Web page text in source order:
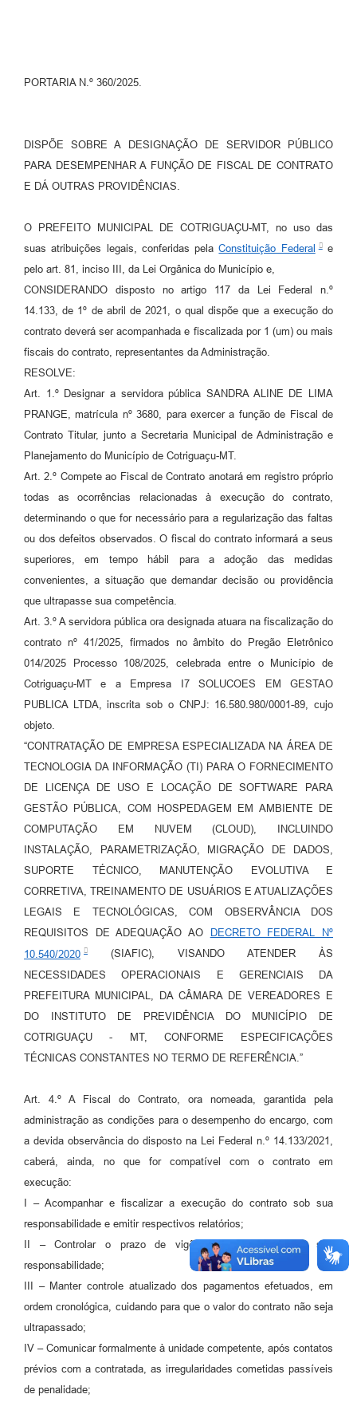
Contas Públicas
Editais
Links
Telefones Úteis
Enquete
Jornal
Agenda
SIC
Diário Oficial
Contato
PORTARIA N.º 360/2025.
DISPÕE SOBRE A DESIGNAÇÃO DE SERVIDOR PÚBLICO
PARA DESEMPENHAR A FUNÇÃO DE FISCAL DE CONTRATO
E DÁ OUTRAS PROVIDÊNCIAS.
O PREFEITO MUNICIPAL DE COTRIGUAÇU-MT, no uso das
suas atribuições legais, conferidas pelaConstituição Federal
e
pelo art. 81, inciso III, da Lei Orgânica do Município e,
CONSIDERANDO disposto no artigo 117 da Lei Federal n.º
14.133, de 1º de abril de 2021, o qual dispõe que a execução do
contrato deverá ser acompanhada e fiscalizada por 1 (um) ou mais
fiscais do contrato, representantes da Administração.
RESOLVE:
Art. 1.º Designar a servidora pública SANDRA ALINE DE LIMA
PRANGE, matrícula nº 3680, para exercer a função de Fiscal de
Contrato Titular, junto a Secretaria Municipal de Administração e
Planejamento do Município de Cotriguaçu-MT.
Art. 2.º Compete ao Fiscal de Contrato anotará em registro próprio
todas as ocorrências relacionadas à execução do contrato,
determinando o que for necessário para a regularização das faltas
ou dos defeitos observados. O fiscal do contrato informará a seus
superiores, em tempo hábil para a adoção das medidas
convenientes, a situação que demandar decisão ou providência
que ultrapasse sua competência.
Art. 3.º A servidora pública ora designada atuara na fiscalização do
contrato nº 41/2025, firmados no âmbito do Pregão Eletrônico
014/2025 Processo 108/2025, celebrada entre o Município de
Cotriguaçu-MT e a Empresa I7 SOLUCOES EM GESTAO
PUBLICA LTDA, inscrita sob o CNPJ: 16.580.980/0001-89, cujo
objeto.
“CONTRATAÇÃO DE EMPRESA ESPECIALIZADA NA ÁREA DE
TECNOLOGIA DA INFORMAÇÃO (TI) PARA O FORNECIMENTO
DE LICENÇA DE USO E LOCAÇÃO DE SOFTWARE PARA
GESTÃO PÚBLICA, COM HOSPEDAGEM EM AMBIENTE DE
COMPUTAÇÃO EM NUVEM (CLOUD), INCLUINDO
INSTALAÇÃO, PARAMETRIZAÇÃO, MIGRAÇÃO DE DADOS,
SUPORTE TÉCNICO, MANUTENÇÃO EVOLUTIVA E
CORRETIVA, TREINAMENTO DE USUÁRIOS E ATUALIZAÇÕES
LEGAIS E TECNOLÓGICAS, COM OBSERVÂNCIA DOS
REQUISITOS DE ADEQUAÇÃO AO
DECRETO FEDERAL Nº
10.540/2020
(SIAFIC), VISANDO ATENDER ÀS
NECESSIDADES OPERACIONAIS E GERENCIAIS DA
PREFEITURA MUNICIPAL, DA CÂMARA DE VEREADORES E
DO INSTITUTO DE PREVIDÊNCIA DO MUNICÍPIO DE
COTRIGUAÇU - MT, CONFORME ESPECIFICAÇÕES
TÉCNICAS CONSTANTES NO TERMO DE REFERÊNCIA.”
Art. 4.º A Fiscal do Contrato, ora nomeada, garantida pela
administração as condições para o desempenho do encargo, com
a devida observância do disposto na Lei Federal n.º 14.133/2021,
caberá, ainda, no que for compatível com o contrato em
execução:
I – Acompanhar e fiscalizar a execução do contrato sob sua
responsabilidade e emitir respectivos relatórios;
II – Controlar o prazo de vigência do contrato sob sua
responsabilidade;
III – Manter controle atualizado dos pagamentos efetuados, em
ordem cronológica, cuidando para que o valor do contrato não seja
ultrapassado;
IV – Comunicar formalmente à unidade competente, após contatos
prévios com a contratada, as irregularidades cometidas passíveis
de penalidade;